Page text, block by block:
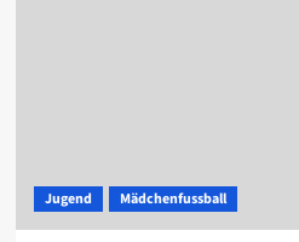
Jugend Mädchenfussball